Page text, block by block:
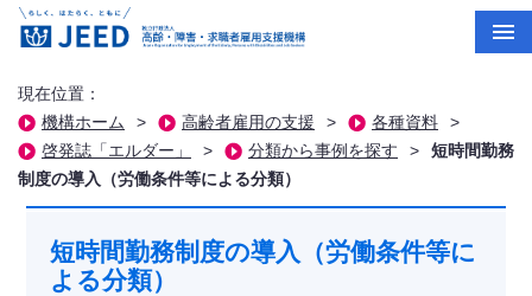
現在位置：
機構ホーム
> 高齢者雇用の支援 > 各種資料
>
啓発誌「エルダー」
> 分類から事例を探す >
短時間勤務
制度の導入（労働条件等による分類）
短時間勤務制度の導入（労働条件等に
よる分類）